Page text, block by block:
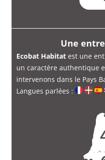
Une
Ecobat Habitat est une
un caractère authentique
intervenons dans le Pays
Langues parlées :